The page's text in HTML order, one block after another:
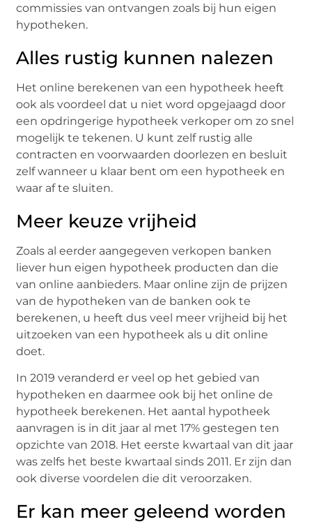
commissies van ontvangen zoals bij hun eigen
hypotheken.
Alles rustig kunnen nalezen
Het online berekenen van een hypotheek heeft
ook als voordeel dat u niet word opgejaagd door
een opdringerige hypotheek verkoper om zo snel
mogelijk te tekenen. U kunt zelf rustig alle
contracten en voorwaarden doorlezen en besluit
zelf wanneer u klaar bent om een hypotheek en
waar af te sluiten.
Meer keuze vrijheid
Zoals al eerder aangegeven verkopen banken
liever hun eigen hypotheek producten dan die
van online aanbieders. Maar online zijn de prijzen
van de hypotheken van de banken ook te
berekenen, u heeft dus veel meer vrijheid bij het
uitzoeken van een hypotheek als u dit online
doet.
In 2019 veranderd er veel op het gebied van
hypotheken en daarmee ook bij het online de
hypotheek berekenen. Het aantal hypotheek
aanvragen is in dit jaar al met 17% gestegen ten
opzichte van 2018. Het eerste kwartaal van dit jaar
was zelfs het beste kwartaal sinds 2011. Er zijn dan
ook diverse voordelen die dit veroorzaken.
Er kan meer geleend worden